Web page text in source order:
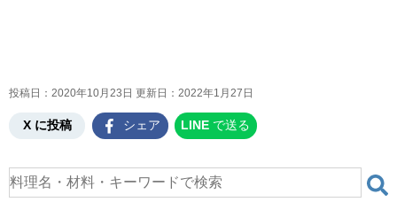
投稿日：2020年10月23日 更新日： 2022年1月27日
X に投稿 シェア LINE で送る